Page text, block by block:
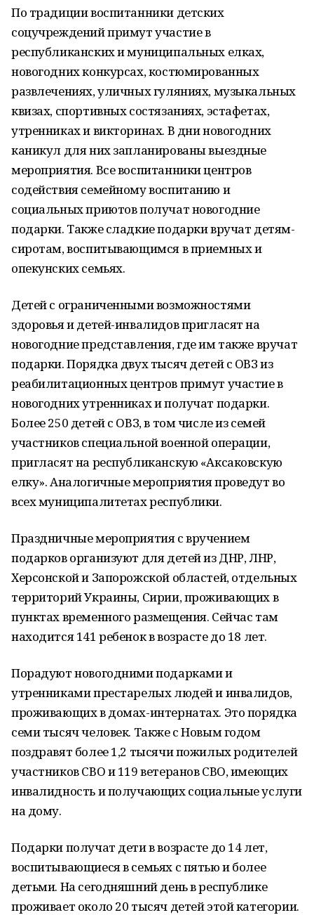
По традиции воспитанники детских
соцучреждений примут участие в
республиканских и муниципальных елках,
новогодних конкурсах, костюмированных
развлечениях, уличных гуляниях, музыкальных
квизах, спортивных состязаниях, эстафетах,
утренниках и викторинах. В дни новогодних
каникул для них запланированы выездные
мероприятия. Все воспитанники центров
содействия семейному воспитанию и
социальных приютов получат новогодние
подарки. Также сладкие подарки вручат детям-
сиротам, воспитывающимся в приемных и
опекунских семьях.
Детей с ограниченными возможностями
здоровья и детей-инвалидов пригласят на
новогодние представления, где им также вручат
подарки. Порядка двух тысяч детей с ОВЗ из
реабилитационных центров примут участие в
новогодних утренниках и получат подарки.
Более 250 детей с ОВЗ, в том числе из семей
участников специальной военной операции,
пригласят на республиканскую «Аксаковскую
елку». Аналогичные мероприятия проведут во
всех муниципалитетах республики.
Праздничные мероприятия с вручением
подарков организуют для детей из ДНР, ЛНР,
Херсонской и Запорожской областей, отдельных
территорий Украины, Сирии, проживающих в
пунктах временного размещения. Сейчас там
находится 141 ребенок в возрасте до 18 лет.
Порадуют новогодними подарками и
утренниками престарелых людей и инвалидов,
проживающих в домах-интернатах. Это порядка
семи тысяч человек. Также с Новым годом
поздравят более 1,2 тысячи пожилых родителей
участников СВО и 119 ветеранов СВО, имеющих
инвалидность и получающих социальные услуги
на дому.
Подарки получат дети в возрасте до 14 лет,
воспитывающиеся в семьях с пятью и более
детьми. На сегодняшний день в республике
проживает около 20 тысяч детей этой категории.